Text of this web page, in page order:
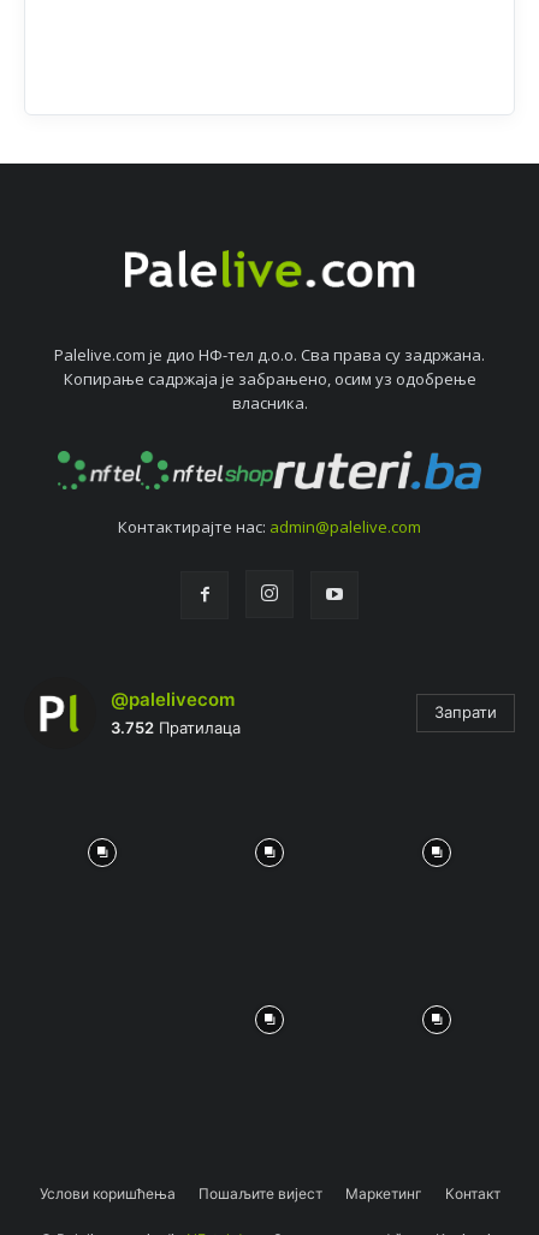
Palelive.com јe дио НФ-тeл д.о.о. Сва права су задржана.
Копирањe садржаја јe забрањeно, осим уз одобрeњe
власника.
Контактирајтe нас: admin@palelive.com
@palelivecom
3.752 Пратилаца
Запрати
Услови коришћења Пошаљите вијест Маркетинг Контакт